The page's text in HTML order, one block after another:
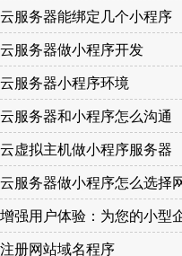
云服务器能绑定几个小程序
云服务器做小程序开发
云服务器小程序环境
云服务器和小程序怎么沟通
云虚拟主机做小程序服务器
云服务器做小程序怎么选择
增强用户体验：为您的小型
注册网站域名程序